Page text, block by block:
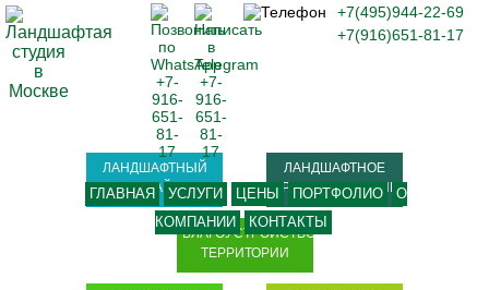
+7(495)944-22-69
+7(916)651-81-17
ГЛАВНАЯ УСЛУГИ ЦЕНЫ ПОРТФОЛИО
О
КОМПАНИИ
КОНТАКТЫ
ЛАНДШАФТНЫЙ
ДИЗАЙН
ЛАНДШАФТНОЕ
ПРОЕКТИРОВАНИЕ
БЛАГОУСТРОЙСТВО
ТЕРРИТОРИИ